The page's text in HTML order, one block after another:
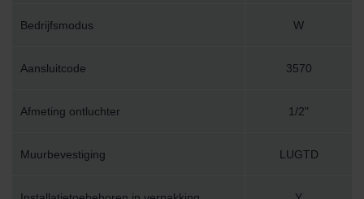
Bedrijfsmodus W
Aansluitcode 3570
Afmeting ontluchter 1/2"
Muurbevestiging LUGTD